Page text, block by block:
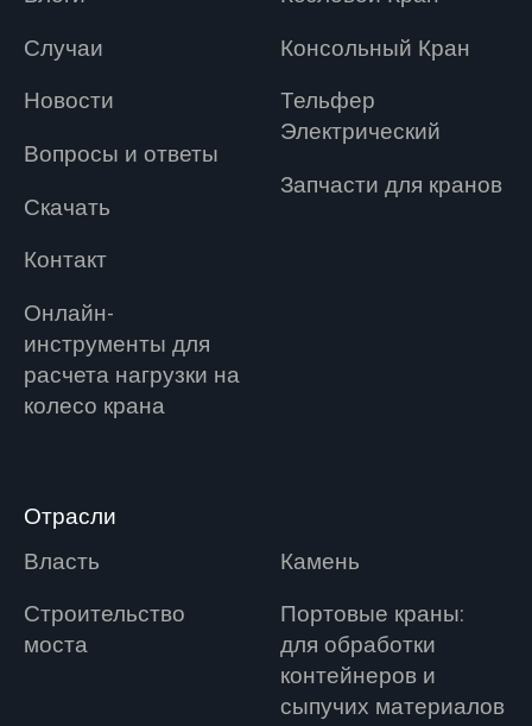
Случаи
Новости
Вопросы и ответы
Скачать
Контакт
Онлайн-
инструменты для
расчета нагрузки на
колесо крана
Консольный Кран
Tельфер
Электрический
Запчасти для кранов
Отрасли
Власть
Камень
Строительство
моста
Портовые краны:
для обработки
контейнеров и
сыпучих материалов